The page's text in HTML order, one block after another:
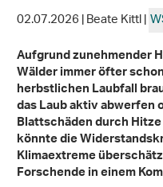
02.07.2026 | Beate Kittl |
Aufgrund zunehmender
Wälder immer öfter
herbstlichen Laubfall
das Laub aktiv abwerfen
Blattschäden durch
könnte die
Klimaextreme
Forschende in einem